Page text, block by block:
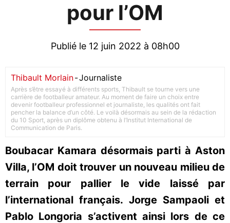
pour l’OM
Publié le 12 juin 2022 à 08h00
Thibault Morlain-Journaliste
Après s’être essayé à différents sports, Thibault se tourne vers une
carrière de footballeur amateur. Au moment de faire un choix entre
devenir footballeur professionnel et journaliste, les qualités ont fait
pencher la balance d’un côté. Le voilà désormais au sein de la rédaction
du 10 Sport, après un diplôme obtenu à l’Institut International de
Communication de Paris.
Boubacar Kamara désormais parti à Aston
Villa, l’OM doit trouver un nouveau milieu de
terrain pour pallier le vide laissé par
l’international français. Jorge Sampaoli et
Pablo Longoria s’activent ainsi lors de ce